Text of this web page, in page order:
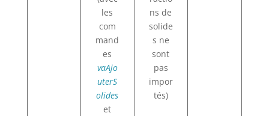
les
com
mand
es
vaAjo
uterS
olides
et
ns de
solide
s ne
sont
pas
impor
tés)